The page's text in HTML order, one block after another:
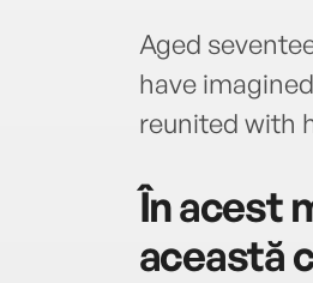
Aged
have
reunited with
În acest
această